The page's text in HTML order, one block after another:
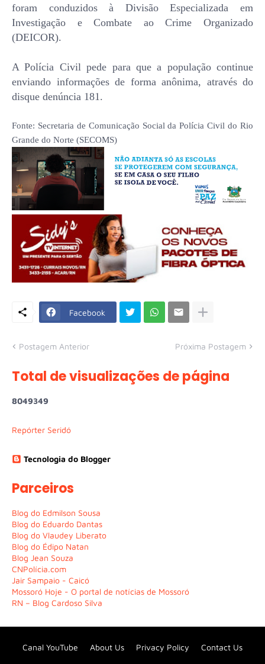
foram conduzidos à Divisão Especializada em
Investigação e Combate ao Crime Organizado
(DEICOR).
A Polícia Civil pede para que a população continue
enviando informações de forma anônima, através do
disque denúncia 181.
Fonte: Secretaria de Comunicação Social da Polícia Civil do Rio
Grande do Norte (SECOMS)
Facebook
Postagem Anterior Próxima Postagem
Total de visualizações de página
8049349
Repórter Seridó
Tecnologia do Blogger
Parceiros
Blog do Edmilson Sousa
Blog do Eduardo Dantas
Blog do Vlaudey Liberato
Blog do Édipo Natan
Blog Jean Souza
CNPolícia.com
Jair Sampaio - Caicó
Mossoró Hoje - O portal de notícias de Mossoró
RN – Blog Cardoso Silva
Canal YouTube About Us Privacy Policy Contact Us